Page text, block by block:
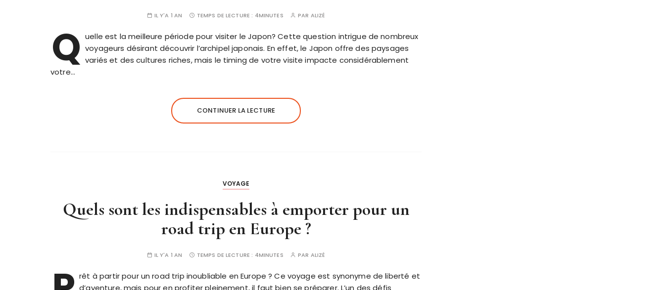
IL Y'A 1 AN TEMPS DE LECTURE : 4MINUTES PAR ALIZÉ
Q uelle est la meilleure période pour visiter le Japon? Cette question intrigue de nombreux
voyageurs désirant découvrir l’archipel japonais. En effet, le Japon offre des paysages
variés et des cultures riches, mais le timing de votre visite impacte considérablement
votre…
CONTINUER LA LECTURE
VOYAGE
Quels sont les indispensables à emporter pour un
road trip en Europe ?
IL Y'A 1 AN TEMPS DE LECTURE : 4MINUTES PAR ALIZÉ
rêt à partir pour un road trip inoubliable en Europe ? Ce voyage est synonyme de liberté et
d’aventure, mais pour en profiter pleinement, il faut bien se préparer. L’un des défis